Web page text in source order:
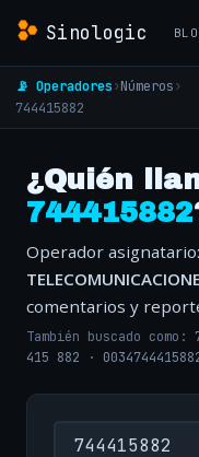
Sinologic
📡 Operadores›Números›
744415882
¿Quién
744415882
Operador asignatario:
comentarios y
También buscado como:
415 882 ·